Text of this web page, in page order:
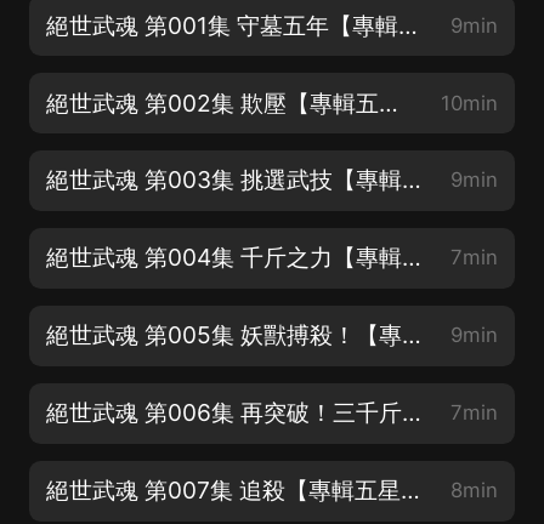
絕世武魂 第001集 守墓五年【專輯五星好評抽年會員~】 9min
絕世武魂 第002集 欺壓【專輯五星好評抽年會員~】 10min
絕世武魂 第003集 挑選武技【專輯五星好評抽年會員~】 9min
絕世武魂 第004集 千斤之力【專輯五星好評抽年會員~】 7min
絕世武魂 第005集 妖獸搏殺！【專輯五星好評抽年會員~】 9min
絕世武魂 第006集 再突破！三千斤之力！【專輯五星好評抽年會員~】 7min
絕世武魂 第007集 追殺【專輯五星好評抽年會員~】 8min